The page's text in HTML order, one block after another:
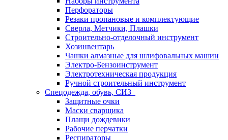
Перфораторы
Резаки пропановые и комплектующие
Сверла, Метчики, Плашки
Строительно-отделочный инструмент
Хозинвентарь
Чашки алмазные для шлифовальных машин
Электро-Бензоинструмент
Электротехническая продукция
Ручной строительный инструмент
Спецодежда, обувь, СИЗ
Защитные очки
Маски сварщика
Плащи дождевики
Рабочие перчатки
Респираторы